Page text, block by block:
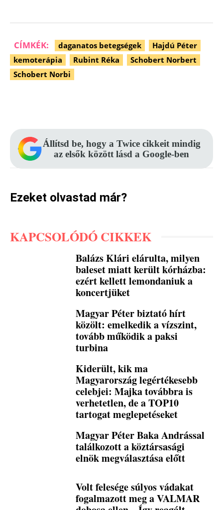
CÍMKÉK: daganatos betegségek
Hajdú Péter
kemoterápia
Rubint Réka
Schobert Norbert
Schobert Norbi
Állítsd be, hogy a Twice cikkeit mindig
az elsők között lásd a Google-ben
Ezeket olvastad már?
KAPCSOLÓDÓ CIKKEK
Balázs Klári elárulta, milyen
baleset miatt került kórházba:
ezért kellett lemondaniuk a
koncertjüket
Magyar Péter biztató hírt
közölt: emelkedik a vízszint,
tovább működik a paksi
turbina
Kiderült, kik ma
Magyarország legértékesebb
celebjei: Majka továbbra is
verhetetlen, de a TOP10
tartogat meglepetéseket
Magyar Péter Baka Andrással
találkozott a köztársasági
elnök megválasztása előtt
Volt felesége súlyos vádakat
fogalmazott meg a VALMAR